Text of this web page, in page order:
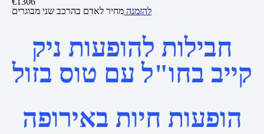
להזמנה מחיר לאדם בהרכב שני מבוגרים
חבילות להופעות ניק
קייב בחו"ל עם טוס בזול
הופעות חיות באירופה